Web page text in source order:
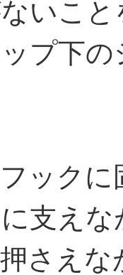
ないこ
プ下
ック
支え
さえ